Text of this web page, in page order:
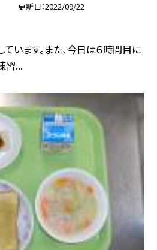
更新日 2022/09/22
います。また、今日は６時間目に
習...